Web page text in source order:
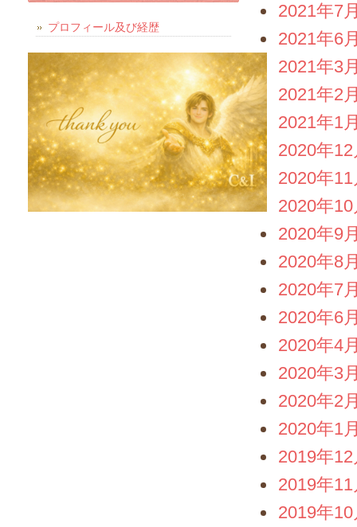
2021年7
2021年6
2021年3
2021年2
2021年1
2020年12
2020年11
2020年10
2020年9
2020年8
2020年7
2020年6
2020年4
2020年3
2020年2
2020年1
2019年12
2019年11
2019年10
プロフィール及び経歴